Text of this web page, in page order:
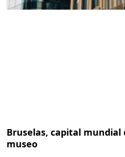
Bruselas, capital mundial
museo